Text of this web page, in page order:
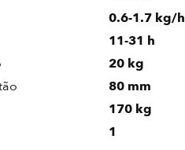
0.6-1.7 kg/h
11-31 h
20 kg
80 mm
170 kg
1